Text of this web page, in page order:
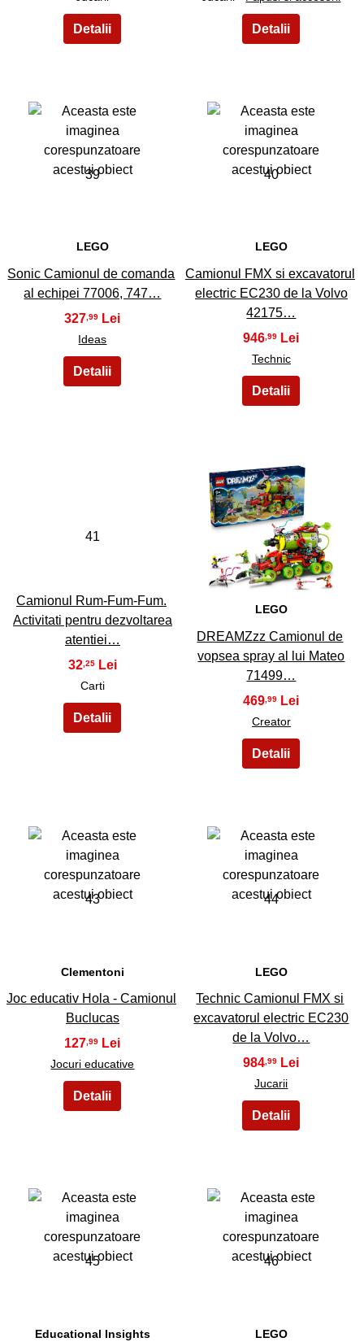
39
LEGO
Sonic Camionul de comanda
al echipei 77006, 747…
327 ,99
Ideas
40
LEGO
Camionul FMX si excavatorul
electric EC230 de la Volvo
42175…
946 ,99
Technic
41
Camionul Rum-Fum-Fum.
Activitati pentru dezvoltarea
atentiei…
32 ,25
Carti
42
LEGO
DREAMZzz Camionul de
vopsea spray al lui Mateo
71499…
469 ,99
Creator
43
Clementoni
Joc educativ Hola - Camionul
Buclucas
127,99
Jocuri educative
44
LEGO
Technic Camionul FMX si
excavatorul electric EC230
de la Volvo…
984,99
Jucarii
45
Educational Insights
46
LEGO